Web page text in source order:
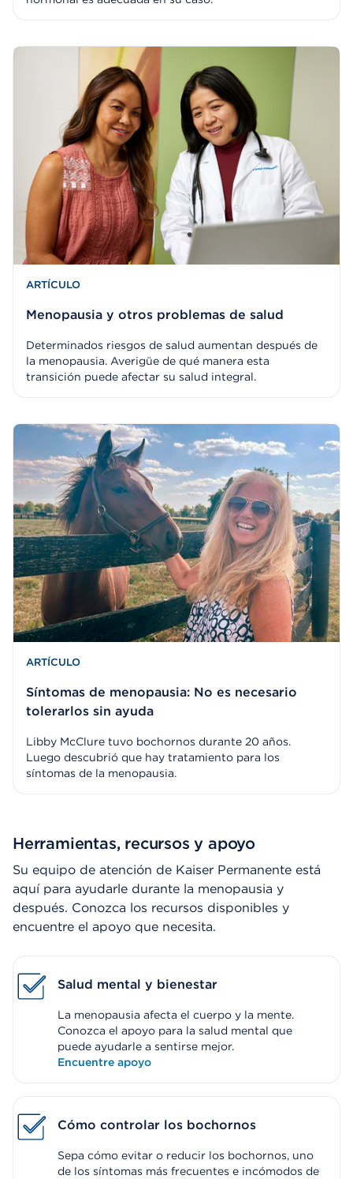
ARTÍCULO
Menopausia y otros problemas de salud
Determinados riesgos de salud aumentan después de
la menopausia. Averigüe de qué manera esta
transición puede afectar su salud integral.
ARTÍCULO
Síntomas de menopausia: No es necesario
tolerarlos sin ayuda
Libby McClure tuvo bochornos durante 20 años.
Luego descubrió que hay tratamiento para los
síntomas de la menopausia.
Herramientas, recursos y apoyo
Su equipo de atención de Kaiser Permanente está
aquí para ayudarle durante la menopausia y
después. Conozca los recursos disponibles y
encuentre el apoyo que necesita.
Salud mental y bienestar
La menopausia afecta el cuerpo y la mente.
Conozca el apoyo para la salud mental que
puede ayudarle a sentirse mejor.
Encuentre apoyo
Cómo controlar los bochornos
Sepa cómo evitar o reducir los bochornos, uno
de los síntomas más frecuentes e incómodos de